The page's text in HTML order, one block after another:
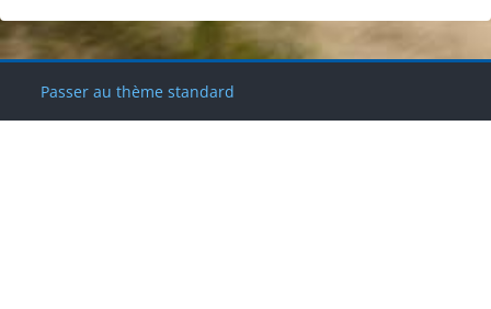
Blocs
Blocs
Blocs
Blocs
Passer au thème standard